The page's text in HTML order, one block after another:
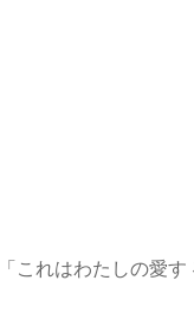
これはわたしの愛す